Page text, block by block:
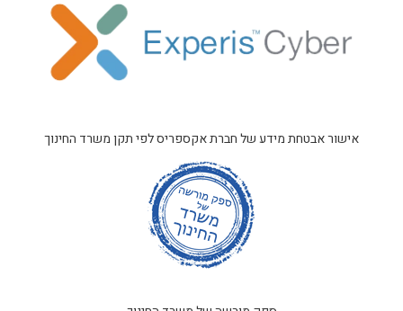
אישור אבטחת מידע של חברת אקספריס לפי תקן משרד החינוך